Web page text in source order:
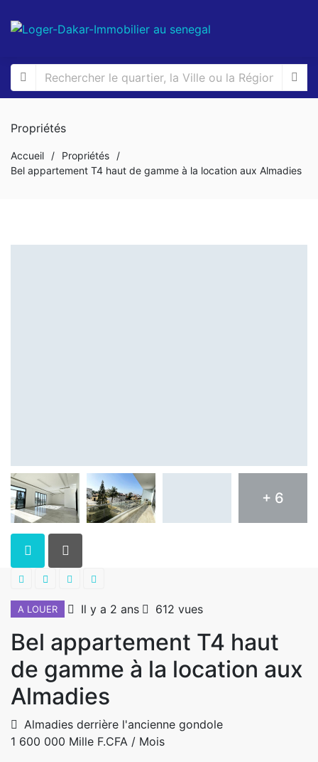
Propriétés
Accueil / Propriétés
/
Bel appartement T4 haut de gamme à la location aux Almadies
+ 6
A LOUER Il y a 2 ans 612 vues
Bel appartement T4 haut
de gamme à la location aux
Almadies
Almadies derrière l'ancienne gondole
1 600 000 Mille F.CFA / Mois